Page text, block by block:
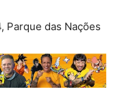
Parque das Nações